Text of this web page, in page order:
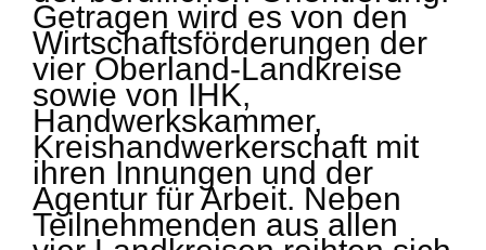
Getragen wird es von den
Wirtschaftsförderungen der
vier Oberland-Landkreise
sowie von IHK,
Handwerkskammer,
Kreishandwerkerschaft mit
ihren Innungen und der
Agentur für Arbeit. Neben
Teilnehmenden aus allen